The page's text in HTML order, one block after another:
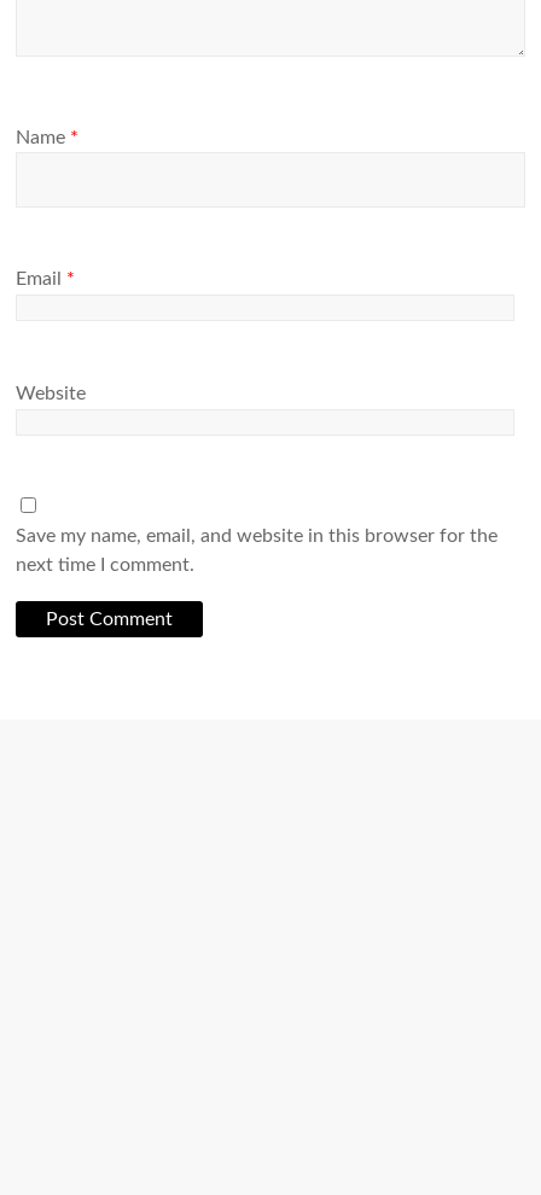
Name *
Email *
Website
Save my name, email, and website in this browser for the
next time I comment.